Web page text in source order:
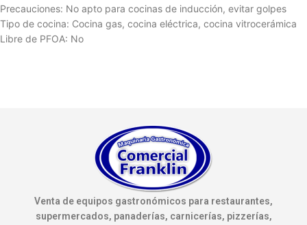
Precauciones: No apto para cocinas de inducción, evitar golpes
Tipo de cocina: Cocina gas, cocina eléctrica, cocina vitrocerámica
Libre de PFOA: No
Venta de equipos gastronómicos para restaurantes,
supermercados, panaderías, carnicerías, pizzerías,